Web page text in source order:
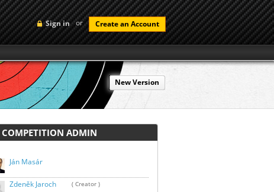
Sign in or Create an Account
New Version
COMPETITION ADMIN
Ján Masár
Zdeněk Jaroch ( Creator )